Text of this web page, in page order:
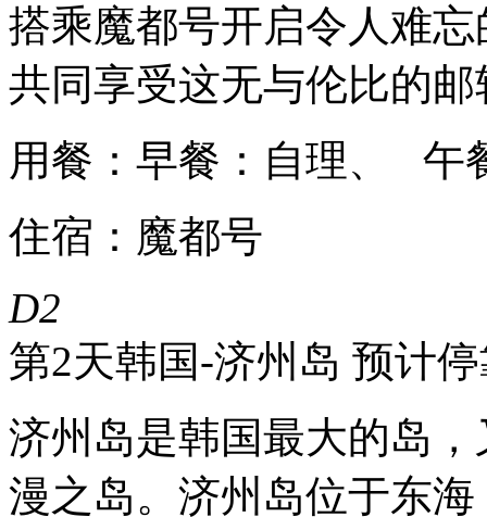
搭乘魔都号开启令人难
共同享受这无与伦比的
用餐：早餐：自理、 午
住宿：魔都号
D2
第2天韩国-济州岛 预计
济州岛是韩国最大的岛
漫之岛。济州岛位于东